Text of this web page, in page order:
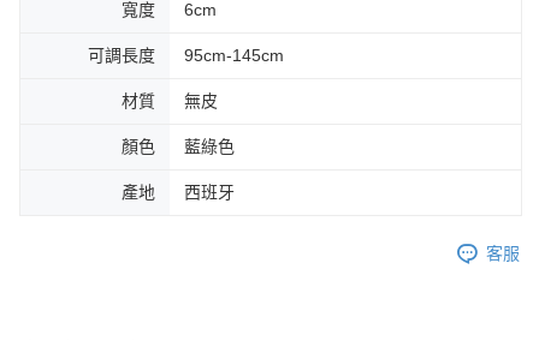
寬度 6cm
可調長度 95cm-145cm
材質 無皮
顏色 藍綠色
產地 西班牙
客服